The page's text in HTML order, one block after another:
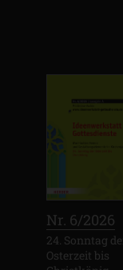
Nr. 6/2026
24. Sonntag
Osterzeit bis